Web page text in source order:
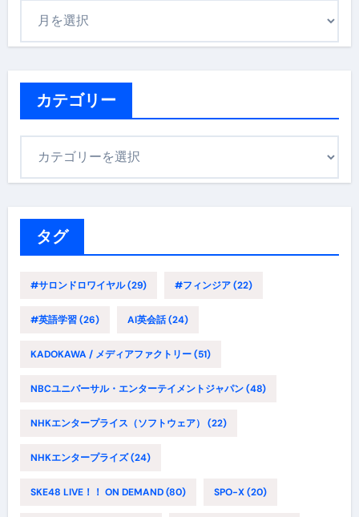
カテゴリー
タグ
#サロンドロワイヤル(29) #フィンジア(22)
#英語学習(26) AI英会話(24)
KADOKAWA / メディアファクトリー(51)
NBCユニバーサル・エンターテイメントジャパン(48)
NHKエンタープライス（ソフトウェア） (22)
NHKエンタープライズ(24)
SKE48 LIVE！！ ON DEMAND(80) SPO-X(20)